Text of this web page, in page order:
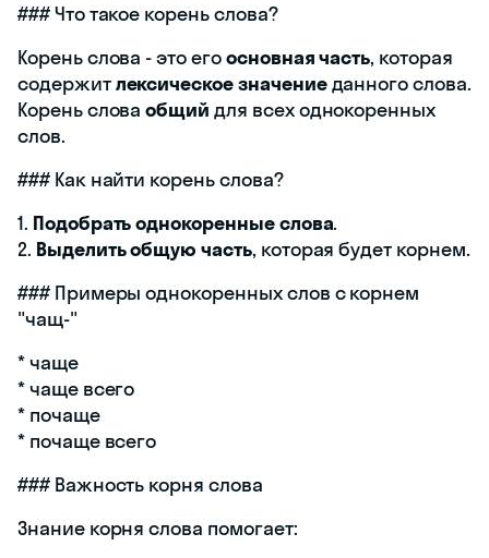
### Что такое корень слова?
Корень слова - это егоосновная часть, которая
содержитлексическое значениеданного слова.
Корень словаобщий для всех однокоренных
слов.
### Как найти корень слова?
1. Подобрать однокоренные слова.
2. Выделить общую часть, которая будет корнем.
### Примеры однокоренных слов с корнем
"чащ-"
* чаще
* чаще всего
* почаще
* почаще всего
### Важность корня слова
Знание корня слова помогает: